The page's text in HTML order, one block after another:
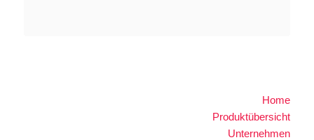
Home
Produktübersicht
Unternehmen